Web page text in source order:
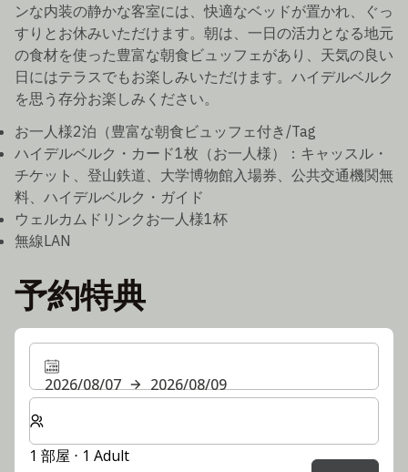
ンな内装の静かな客室には、快適なベッドが置かれ、ぐっ
すりとお休みいただけます。朝は、一日の活力となる地元
の食材を使った豊富な朝食ビュッフェがあり、天気の良い
日にはテラスでもお楽しみいただけます。ハイデルベルク
を思う存分お楽しみください。
お一人様2泊（豊富な朝食ビュッフェ付き/Tag
ハイデルベルク・カード1枚（お一人様）：キャッスル・
チケット、登山鉄道、大学博物館入場券、公共交通機関無
料、ハイデルベルク・ガイド
ウェルカムドリンクお一人様1杯
無線LAN
予約特典
2026/08/07
2026/08/09
客室数と宿泊人数をお選びください。
1 部屋 ⋅ 1 Adult